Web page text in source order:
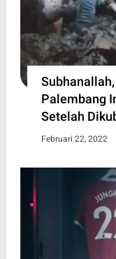
Palembang
Setelah
Februari 22, 2022